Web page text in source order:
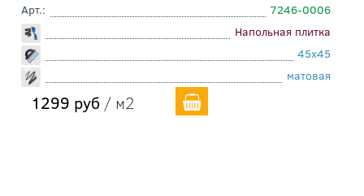
Арт.:
7246-0006
Напольная плитка
45x45
матовая
1299 руб / м2